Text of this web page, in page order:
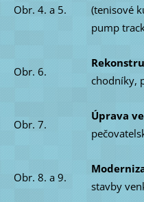
Obr. 4. a 5.
(tenisové
pump
Obr. 6.
chodníky,
Obr. 7.
Úprava
Obr. 8. a 9.
stavby